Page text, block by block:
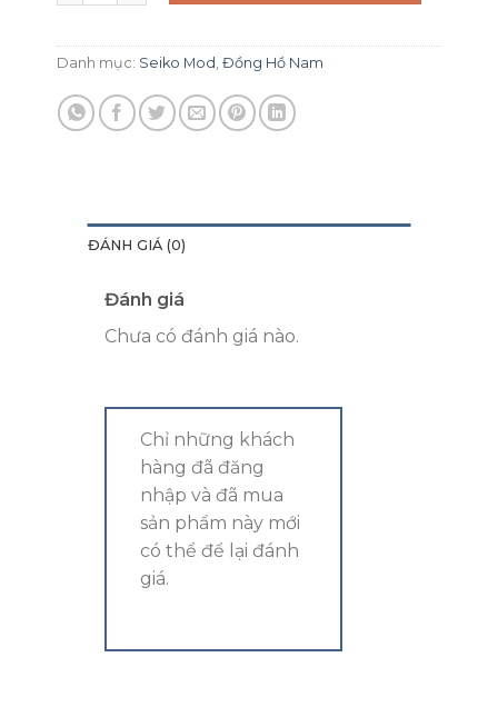
Danh mục: Seiko Mod , Đồng Hồ Nam
ĐÁNH GIÁ (0)
Đánh giá
Chưa có đánh giá nào.
Chỉ những khách
hàng đã đăng
nhập và đã mua
sản phẩm này mới
có thể để lại đánh
giá.